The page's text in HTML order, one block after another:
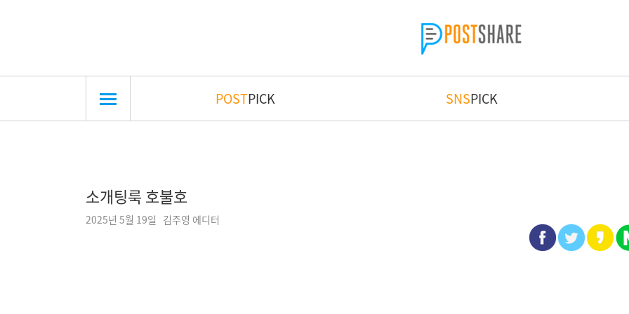
POSTPICK SNSPICK
소개팅룩 호불호
2025년 5월 19일 김주영 에디터